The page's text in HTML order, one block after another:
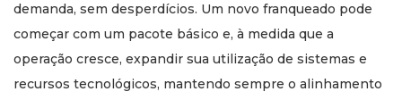
demanda, sem desperdícios. Um novo franqueado pode
começar com um pacote básico e, à medida que a
operação cresce, expandir sua utilização de sistemas e
recursos tecnológicos, mantendo sempre o alinhamento